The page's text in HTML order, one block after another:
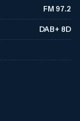
FM 97.2
DAB+ 8D